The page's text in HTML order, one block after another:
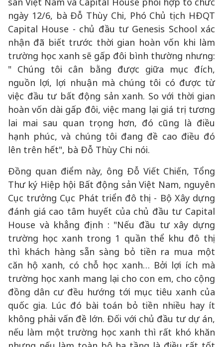
ngày 12/6, bà Đỗ Thùy Chi, Phó Chủ tịch HĐQT
Capital House - chủ đầu tư Genesis School xác
nhận đã biết trước thời gian hoàn vốn khi làm
trường học xanh sẽ gấp đôi bình thường nhưng:
" Chúng tôi cân bằng được giữa mục đích,
nguồn lợi, lợi nhuận mà chúng tôi có được từ
việc đầu tư bất động sản xanh. So với thời gian
hoàn vốn dài gấp đôi, việc mang lại giá trị tương
lai mai sau quan trọng hơn, đó cũng là điều
hạnh phúc, và chúng tôi đang đề cao điều đó
lên trên hết", bà Đỗ Thùy Chi nói.
Đồng quan điểm này, ông Đỗ Viết Chiến, Tổng
Thư ký Hiệp hội Bất động sản Việt Nam, nguyên
Cục trưởng Cục Phát triển đô thị - Bộ Xây dựng
đánh giá cao tâm huyết của chủ đầu tư Capital
House và khẳng định : "Nếu đầu tư xây dựng
trường học xanh trong 1 quần thể khu đô thị
thì khách hàng sẵn sàng bỏ tiền ra mua một
căn hộ xanh, có chỗ học xanh… Bởi lợi ích mà
trường học xanh mang lại cho con em, cho cộng
đồng dân cư đều hướng tới mục tiêu xanh của
quốc gia. Lúc đó bài toán bỏ tiền nhiều hay ít
không phải vấn đề lớn. Đối với chủ đầu tư dự án,
nếu làm một trường học xanh thì rất khó khăn